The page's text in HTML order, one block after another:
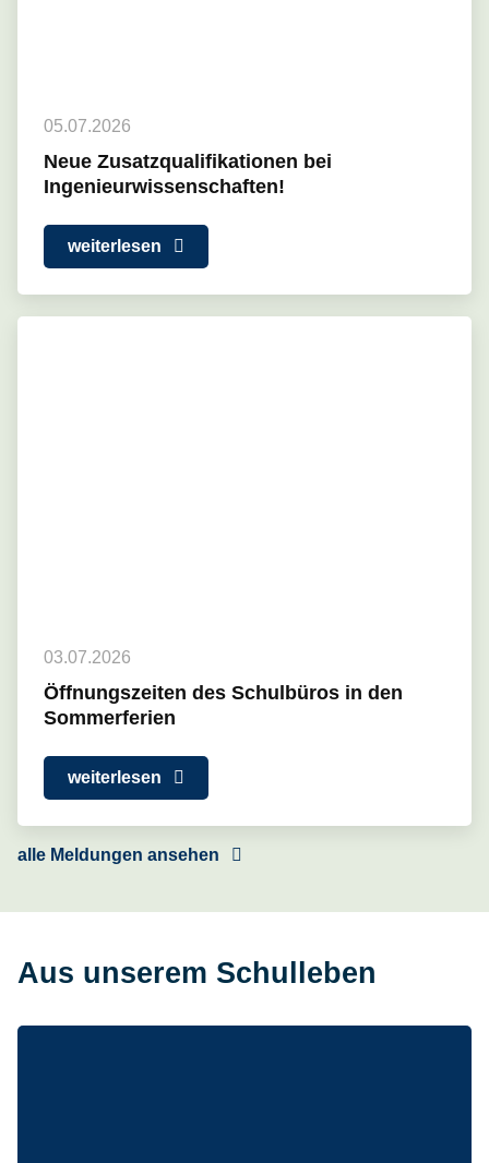
05.07.2026
Neue Zusatzqualifikationen bei
Ingenieurwissenschaften!
weiterlesen
03.07.2026
Öffnungszeiten des Schulbüros in den
Sommerferien
weiterlesen
alle Meldungen ansehen
Aus unserem Schulleben